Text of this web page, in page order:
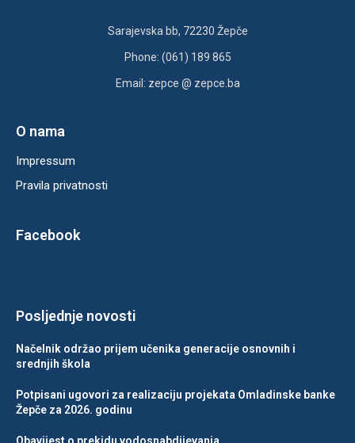
Sarajevska bb, 72230 Žepče
Phone: (061) 189 865
Email: zepce @ zepce.ba
O nama
Impressum
Pravila privatnosti
Facebook
Posljednje novosti
Načelnik održao prijem učenika generacije osnovnih i
srednjih škola
Potpisani ugovori za realizaciju projekata Omladinske banke
Žepče za 2026. godinu